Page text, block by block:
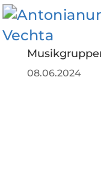
08.06.2024